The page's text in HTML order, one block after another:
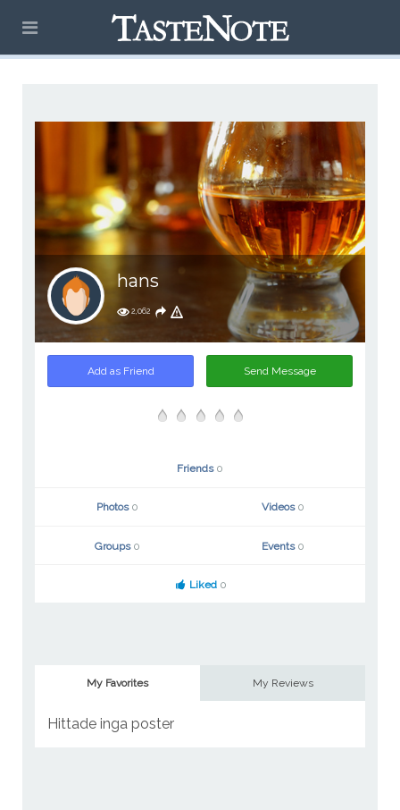
hans
2,062
Add as Friend Send Message
Friends 0
Photos 0 Videos 0
Groups 0 Events 0
Liked 0
My Favorites My Reviews
Hittade inga poster